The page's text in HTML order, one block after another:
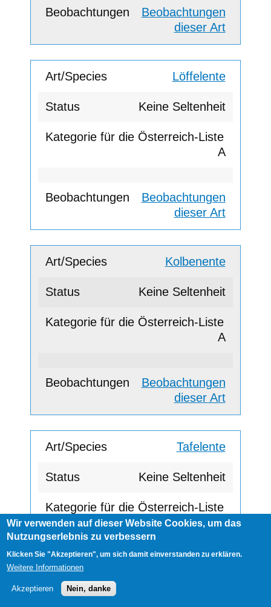
Beobachtungen
dieser Art
Löffelente
Keine Seltenheit
A
Beobachtungen
dieser Art
Kolbenente
Keine Seltenheit
A
Beobachtungen
dieser Art
Tafelente
Keine Seltenheit
A
Wir verwenden auf dieser Website Cookies, um das
Nutzungserlebnis zu verbessern
Klicken Sie "Akzeptieren", um sich damit einverstanden zu erklären.
Weitere Informationen
Akzeptieren Nein, danke